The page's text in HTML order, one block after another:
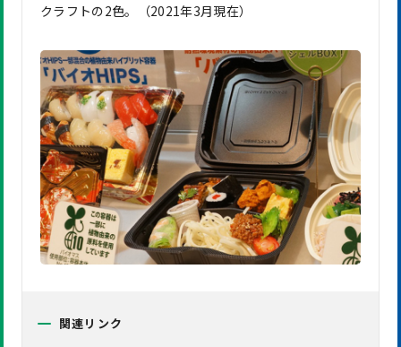
クラフトの2色。（2021年3月現在）
関連リンク